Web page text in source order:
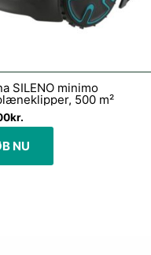
SILENO minimo
500 m²
kr.
NU